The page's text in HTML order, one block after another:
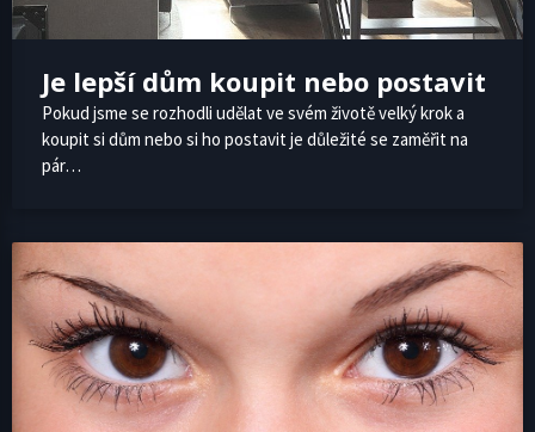
Je lepší dům koupit nebo postavit
Pokud jsme se rozhodli udělat ve svém životě velký krok a
koupit si dům nebo si ho postavit je důležité se zaměřit na
pár…